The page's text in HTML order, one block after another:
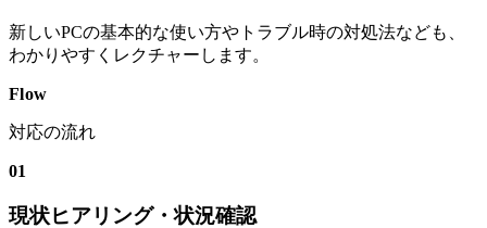
新しいPCの基本的な使い方やトラブル時の対処法なども、
わかりやすくレクチャーします。
Flow
対応の流れ
01
現状ヒアリング・状況確認